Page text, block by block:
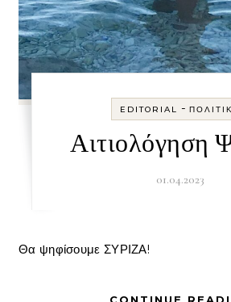
EDITORIAL -
Αιτιολόγηση
01.04.2023
Θα ψηφίσουμε ΣΥΡΙΖΑ!
CONTINUE